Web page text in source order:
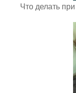
Что делать